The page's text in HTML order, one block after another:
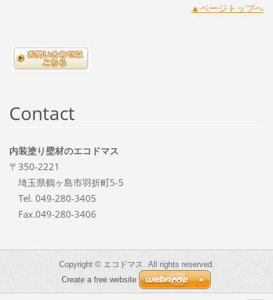
▲ページトップへ
Contact
内装塗り壁材のエコドマス
〒350-2221
埼玉県鶴ヶ島市羽折町5-5
Tel. 049-280-3405
Fax.049-280-3406
Copyright © エコドマス. All rights reserved.
Create a free website